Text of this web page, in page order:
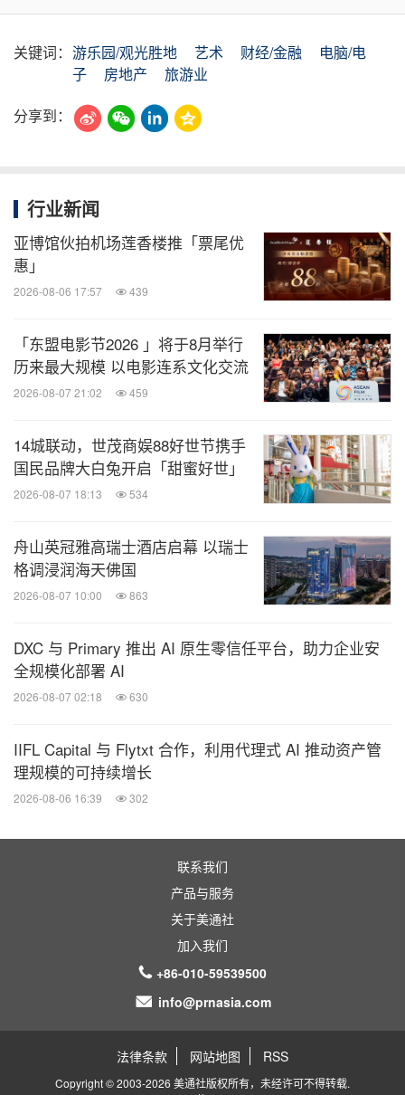
关键词： 游乐园/观光胜地 艺术 财经/金融
电脑/电
子
房地产
旅游业
分享到：
行业新闻
亚博馆伙拍机场莲香楼推「票尾优
惠」
2026-08-06 17:57 439
「东盟电影节2026 」将于8月举行
历来最大规模 以电影连系文化交流
2026-08-07 21:02 459
14城联动，世茂商娱88好世节携手
国民品牌大白兔开启「甜蜜好世」
2026-08-07 18:13 534
舟山英冠雅高瑞士酒店启幕 以瑞士
格调浸润海天佛国
2026-08-07 10:00 863
DXC 与 Primary 推出 AI 原生零信任平台，助力企业安
全规模化部署 AI
2026-08-07 02:18 630
IIFL Capital 与 Flytxt 合作，利用代理式 AI 推动资产管
理规模的可持续增长
2026-08-06 16:39 302
联系我们
产品与服务
关于美通社
加入我们
+86-010-59539500
info@prnasia.com
法律条款 网站地图 RSS
Copyright © 2003-2026 美通社版权所有，未经许可不得转载.